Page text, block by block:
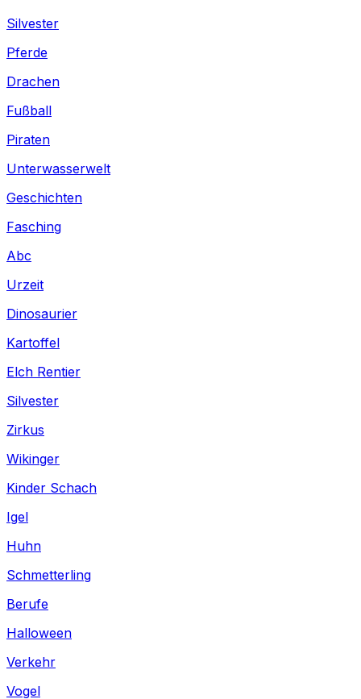
Silvester
Pferde
Drachen
Fußball
Piraten
Unterwasserwelt
Geschichten
Fasching
Abc
Urzeit
Dinosaurier
Kartoffel
Elch Rentier
Silvester
Zirkus
Wikinger
Kinder Schach
Igel
Huhn
Schmetterling
Berufe
Halloween
Verkehr
Vogel